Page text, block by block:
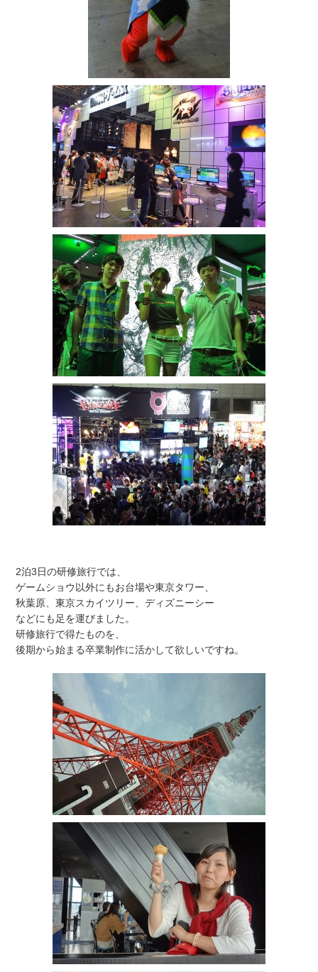
2泊3日の研修旅行では、
ゲームショウ以外にもお台場や東京タワー、
秋葉原、東京スカイツリー、ディズニーシー
などにも足を運びました。
研修旅行で得たものを、
後期から始まる卒業制作に活かして欲しいですね。